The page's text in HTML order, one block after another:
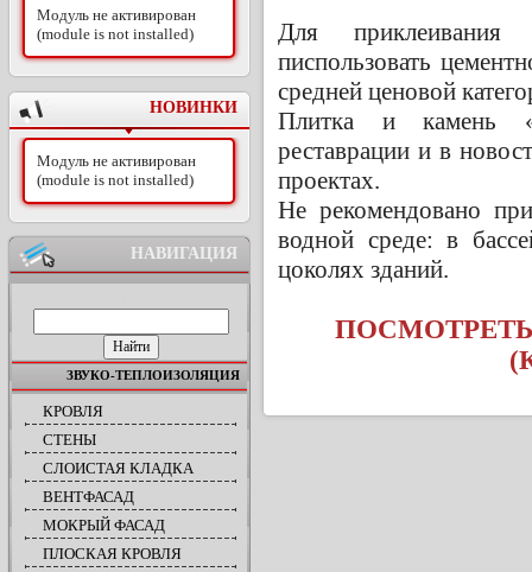
Модуль не активирован
(module is not installed)
НОВИНКИ
Модуль не активирован
(module is not installed)
НАВИГАЦИЯ
ЗВУКО-ТЕПЛОИЗОЛЯЦИЯ
КРОВЛЯ
СТЕНЫ
СЛОИСТАЯ КЛАДКА
ВЕНТФАСАД
МОКРЫЙ ФАСАД
ПЛОСКАЯ КРОВЛЯ
Для
писпользовать
средней ценовой
Плитка и камень
реставрации и в
проектах.
Не рекомендовано
водной среде: в
цоколях зданий.
ПОСМОТРЕТЬ